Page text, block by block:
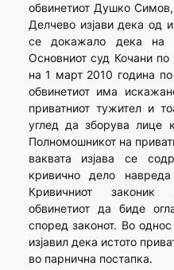
обвинетиот Душко
Делчево изјави дека од
се докажало дека на
Основниот суд Кочани
на 1 март 2010 година
обвинетиот има
приватниот тужител и
углед да зборува лице
Полномошникот на
ваквата изјава се
кривично дело
Кривичниот
обвинетиот да биде
според законот. Во
изјавил дека истото
во парнична постапка.